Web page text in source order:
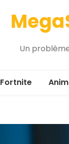
Un
Fortnite